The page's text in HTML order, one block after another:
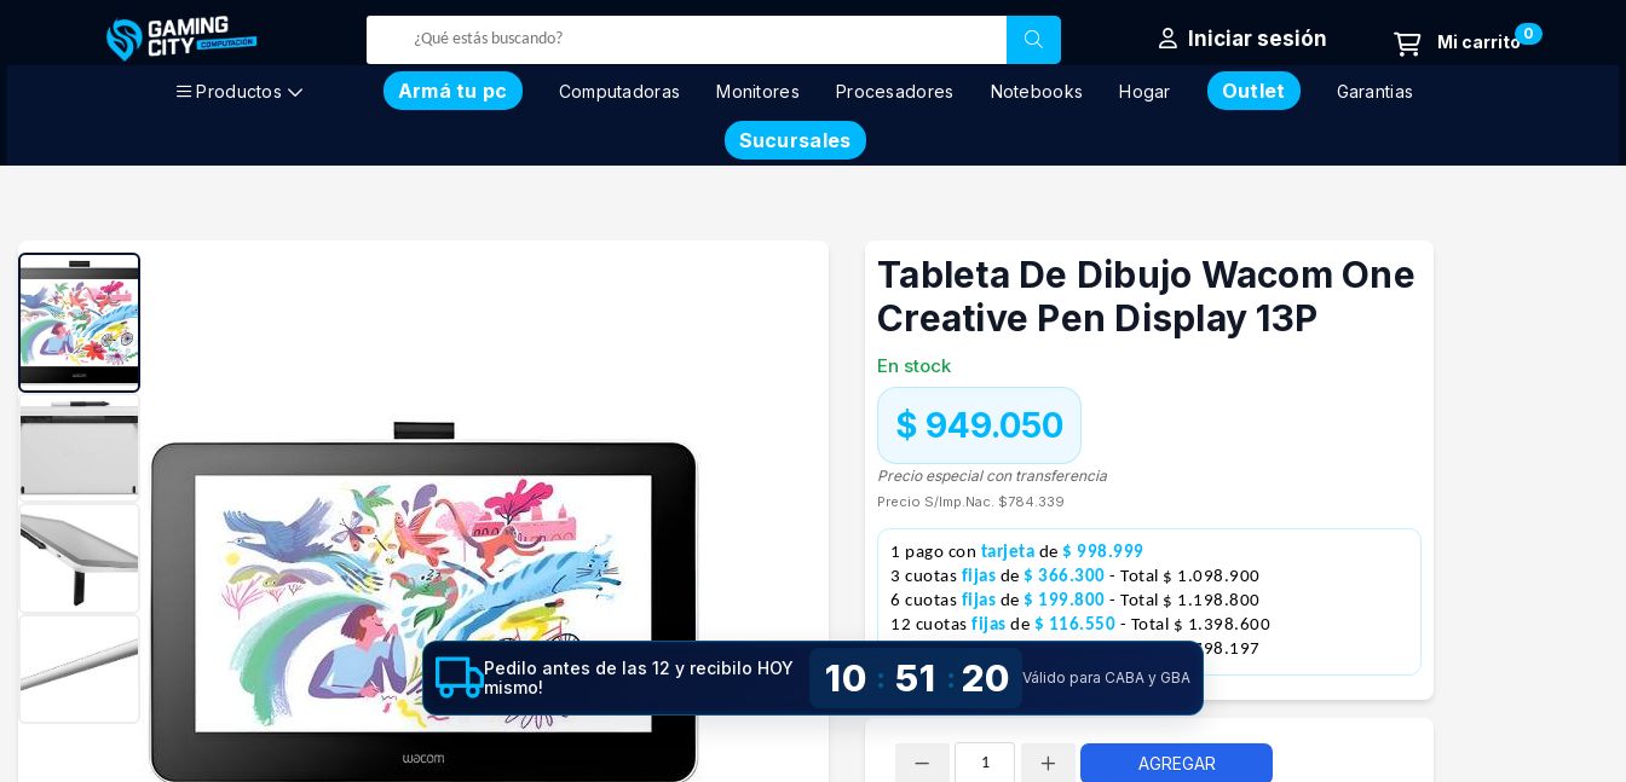
Iniciar sesión 0
Productos Armá tu pc Computadoras Monitores Procesadores Notebooks Hogar Outlet Garantias
Sucursales
Tableta De Dibujo Wacom One
Creative Pen Display 13P
En stock
$ 949.050
Precio especial con transferencia
Precio S/Imp.Nac. $784.339
1 pago con tarjeta de $ 998.999
3 cuotas fijas de $ 366.300 - Total $ 1.098.900
6 cuotas fijas de $ 199.800 - Total $ 1.198.800
12 cuotas fijas de $ 116.550 - Total $ 1.398.600
- Total $ 1.798.197
Pedilo antes de las 12 y recibilo HOY
mismo!
10 : 51 : 19 Válido para CABA y GBA
AGREGAR